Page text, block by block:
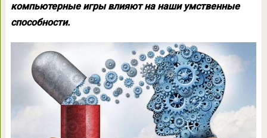
компьютерные игры влияют на наши умственные
способности.